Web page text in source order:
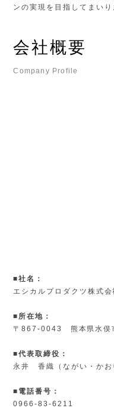
ンの実現を目指してまいり
会社概要
Company Profile
■社名：
エシカルプロダクツ株式会
■所在地：
〒867-0043 熊本県水俣
■代表取締役：
永井 香織（ながい・かお
■電話番号：
0966-83-6211